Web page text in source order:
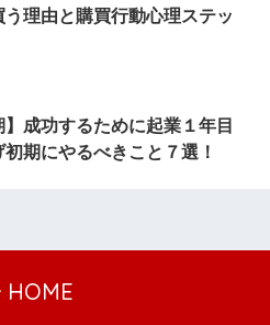
う理由と購買行動心理ステッ
】成功するために起業１年目
期にやるべきこと７選！
HOME